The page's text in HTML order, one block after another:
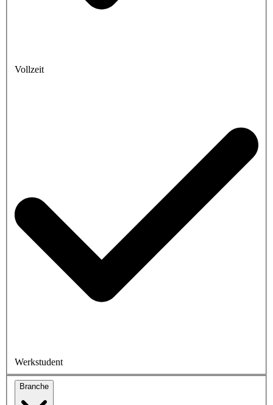
Vollzeit
Werkstudent
Branche